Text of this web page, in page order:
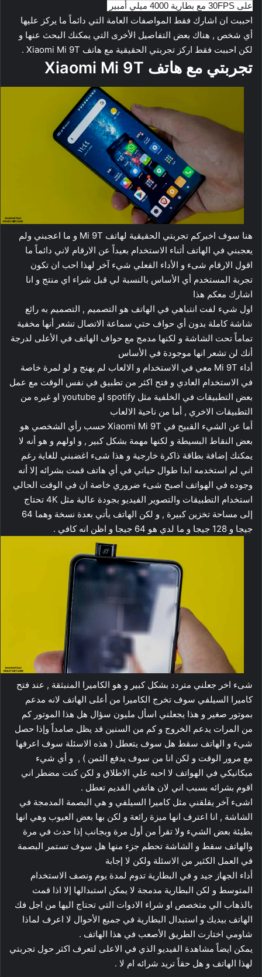
على 30FPS مع بطارية 4000 ميلي أمبير
احببت ان اشارك فقط المواصفات العامة التي دائماً ما يركز عليها
أي شخص , هناك بعض التفاصيل الأخرى التي يمكنك البحث عنها و
لكن احببت فقط اركز تجربتي الحقيقية مع هاتف Xiaomi Mi 9T .
تجربتي مع هاتف Xiaomi Mi 9T
هنا سوف اخبركم تجربتي الحقيقية لهاتف Mi 9T و ما اعجبني ولم
يعجبني في الهاتف أثناء الاستخدام بعيداً عن الارقام لاني دائماً ما
اقول الارقام شىء و الأداء الفعلي شيء آخر لهذا احب ان تكون
تجربة المستخدم أي الأساس بالنسبة لي قبل شراء اي منتج و انا
اشارك معكم هذا
اول شيء لفت انتباهي في الهاتف هو التصميم , التصميم به رائع
شاشة كاملة بدون أي حواف حتي سماعة الاتصال تشعر أنها مخفية
تماماً تحت الشاشة و لكنها مدمج مع حواف الهاتف في الأعلى لدرجة
أنك لن تشعر انها موجودة في الأساس
أداء Mi 9T معي في الاستخدام و الالعاب لم يهنج و لو لمرة خاصة
في الاستخدام العادي و فتح اكثر من تطبيق في نفس الوقت مع عمل
بعض التطبيقات في الخلفية مثل spotify او youtube او غيره من
التطبيقات الاخري , أما من ناحية الالعاب
أما عن الشيء القبيح في Xiaomi Mi 9T حسب رأي الشخصي هو
بعض النقاط البسيطة و لكنها مهمة بشكل كبير , و اولهم و هو أنه لا
يمكنك إضافة بطاقة ذاكرة خارجية و هذا شىء اغضبني للغاية رغم
اني لم استخدمه ابدا طوال حياتي في أي هاتف قمت بشرائه إلا أنه
وجوده في الهواتف اصبح شىء ضروري خاصة ان في الوقت الحالي
استخدام التطبيقات والتصوير الفيديو بجودة عالية مثل 4K تحتاج
إلى مساحة تخزين كبيرة , و لكن الهاتف يأتي بعدة نسخة وهما 64
جيجا و 128 جيجا و ما لدي هو 64 جيجا و اظن انه كافي .
شىء اخر جعلني متردد بشكل كبير و هو الكاميرا المنبثقة , عند فتح
كاميرا السيلفي سوف تخرج الكاميرا من أعلى الهاتف لانه مدعم
بموتور صغير و هذا يجعلني اسأل مليون سؤال هل هذا الموتور كم
من المرات يدعم الخروج و كم من السنين قد يظل صامداً وإذا حصل
شيء و الهاتف سقط هل سوف يتعطل ( هذه الاسئلة سوف اعرفها
مع مرور الوقت و لكن انا من سوف يدفع الثمن ) , و أي شيء
ميكانيكي في الهواتف لا احبه علي الاطلاق و لكن كنت مضطر اني
اقوم بشرائه بسبب اني لان هاتفي القديم تعطل .
اشىء آخر يقلقني مثل كاميرا السيلفي و هي البصمة المدمجة في
الشاشة , انا اعترف انها ميزة رائعة و لكن بها بعض العيوب وهي انها
بطيئة بعض الشيء ولا تقرأ من أول مرة وبجانب إذا حدث في مرة
والهاتف سقط و الشاشة تحطم جزء منها هل سوف تستمر البصمة
في العمل الكثير من الاسئلة ولكن لا إجابة
أداء الجهاز جيد و في البطارية تدوم لمدة يوم ونصف الاستخدام
المتوسط و لكن البطارية مدمجة لا يمكن استبدالها إلا اذا قمت
بالذهاب الي متخصص او شراء الادوات التي تحتاج اليها من اجل فك
الهاتف بيديك و استبدال البطارية في جميع الأحوال لا اعرف لماذا
شاومي اختارت الطريق الأصعب في هذا الهاتف .
يمكن ايضاً مشاهدة الفيديو الذي في الاعلى لتعرف اكثر حول تجربتي
لهذا الهاتف و هل حقاً تريد شرائه ام لا .